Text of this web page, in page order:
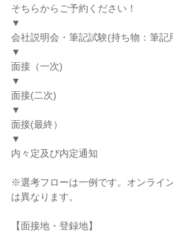
そちらからご予約ください！
▼
会社説明会・筆記試験(持ち物：筆記
▼
面接（一次)
▼
面接(二次)
▼
面接(最終）
▼
内々定及び内定通知
※選考フローは一例です。オンライ
は異なります。
【面接地・登録地】